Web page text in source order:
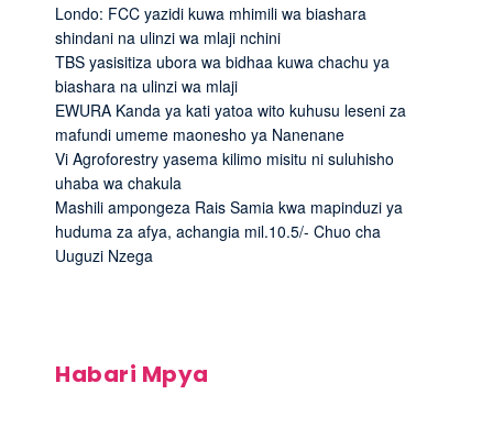
Londo: FCC yazidi kuwa mhimili wa biashara
shindani na ulinzi wa mlaji nchini
TBS yasisitiza ubora wa bidhaa kuwa chachu ya
biashara na ulinzi wa mlaji
EWURA Kanda ya kati yatoa wito kuhusu leseni za
mafundi umeme maonesho ya Nanenane
Vi Agroforestry yasema kilimo misitu ni suluhisho
uhaba wa chakula
Mashili ampongeza Rais Samia kwa mapinduzi ya
huduma za afya, achangia mil.10.5/- Chuo cha
Uuguzi Nzega
Habari Mpya